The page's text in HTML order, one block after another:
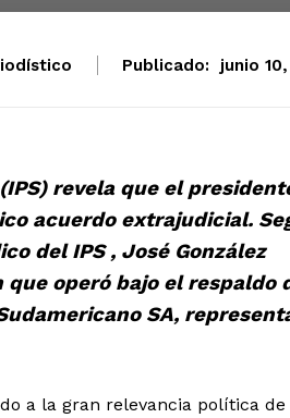
Publicado: junio
revela que el
acuerdo extrajudicial.
del IPS , José González
operó bajo el respaldo
SA,
a la gran relevancia política de